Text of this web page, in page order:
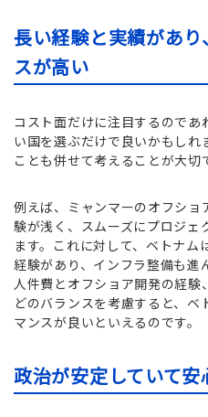
長い経験と実績があ
スが高い
コスト面だけに注目するので
い国を選ぶだけで良いかもし
ことも併せて考えることが大切
例えば、ミャンマーのオフシ
験が浅く、スムーズにプロジェ
ます。これに対して、ベトナ
経験があり、インフラ整備も進
人件費とオフショア開発の経
どのバランスを考慮すると、
マンスが良いといえるのです。
政治が安定していて安